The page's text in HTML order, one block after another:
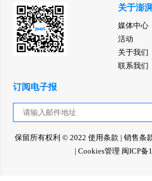
关于澎
媒体中心
活动
关于我们
联系我们
订阅电子报
保留所有权利 © 2022 使用条款 | 销售条
| Cookies管理 闽ICP备